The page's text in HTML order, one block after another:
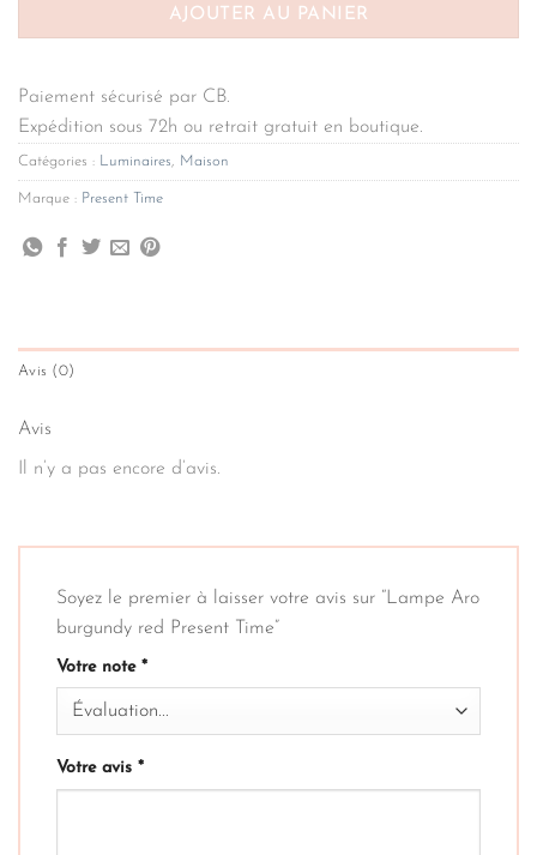
AJOUTER AU PANIER
Paiement sécurisé par CB.
Expédition sous 72h ou retrait gratuit en boutique.
Catégories : Luminaires, Maison
Marque : Present Time
Avis (0)
Avis
Il n’y a pas encore d’avis.
Soyez le premier à laisser votre avis sur “Lampe Aro
burgundy red Present Time”
Votre note *
Votre avis *